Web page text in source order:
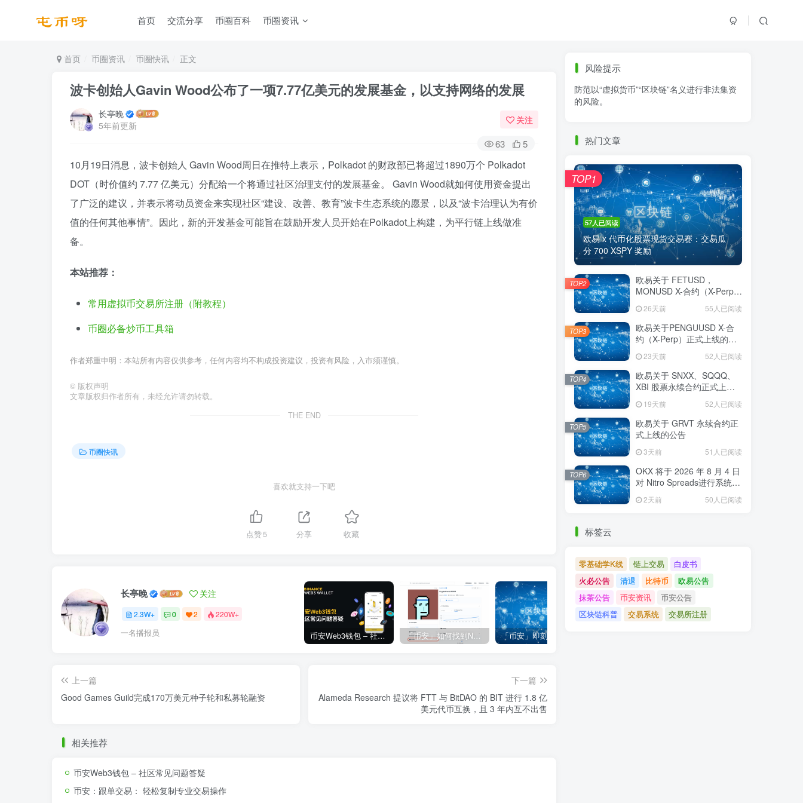
首页 交流分享 币圈百科 币圈资讯
首页 币圈资讯 币圈快讯 正文
波卡创始人Gavin Wood公布了一项7.77亿美元的发展基金，以支持网络的发展
长亭晚
5年前更新
关注
63 5
10月19日消息，波卡创始人 Gavin Wood周日在推特上表示，Polkadot 的财政部已将超过1890万个 Polkadot
DOT（时价值约 7.77 亿美元）分配给一个将通过社区治理支付的发展基金。 Gavin Wood就如何使用资金提出
了广泛的建议，并表示将动员资金来实现社区“建设、改善、教育”波卡生态系统的愿景，以及“波卡治理认为有价
值的任何其他事情”。因此，新的开发基金可能旨在鼓励开发人员开始在Polkadot上构建，为平行链上线做准
备。
本站推荐：
常用虚拟币交易所注册（附教程）
币圈必备炒币工具箱
作者郑重申明：本站所有内容仅供参考，任何内容均不构成投资建议，投资有风险，入市须谨慎。
© 版权声明
文章版权归作者所有，未经允许请勿转载。
THE END
币圈快讯
喜欢就支持一下吧
点赞5 分享 收藏
长亭晚 关注
2.3W+ 0 2 220W+
一名播报员 币安Web3钱包 – 社区常见问题答疑 「币安」如何找到NFT合约地址？
上一篇
Good Games Guild完成170万美元种子轮和私募轮融资
下一篇
Alameda Research 提议将 FTT 与 BitDAO 的 BIT 进行 1.8 亿
美元代币互换，且 3 年内互不出售
相关推荐
币安Web3钱包 – 社区常见问题答疑
币安：跟单交易： 轻松复制专业交易操作
零基础学K线 链上交易
白皮书
火必公告
区块链科普
风险提示
防范以“虚拟货币”“区块链”名义进行非法集资
的风险。
热门文章
57人已阅读
欧易 x 代币化股票现货交易赛：交易瓜
分 700 XSPY 奖励
TOP1
欧易关于 FETUSD，
MONUSD X-合约（X-Perp）
26天前 55人已阅读
TOP2
欧易关于PENGUUSD X-合
约（X-Perp）正式上线的公
23天前 52人已阅读
TOP3
欧易关于 SNXX、SQQQ、
XBI 股票永续合约正式上线
19天前 52人已阅读
TOP4
欧易关于 GRVT 永续合约正
式上线的公告
3天前 51人已阅读
TOP5
OKX 将于 2026 年 8 月 4 日
对 Nitro Spreads进行系统维
2天前 50人已阅读
TOP6
标签云
零基础学K线 链上交易
白皮书
火必公告
清退 比特币
欧易公告
抹茶公告
币安资讯
币安公告
区块链科普
交易系统 交易所注册